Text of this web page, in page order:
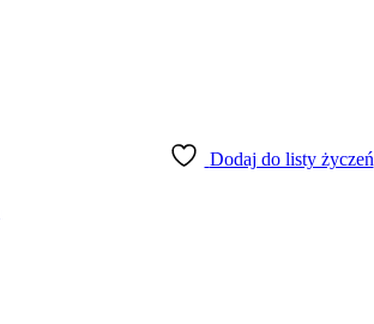
Dodaj do listy życzeń